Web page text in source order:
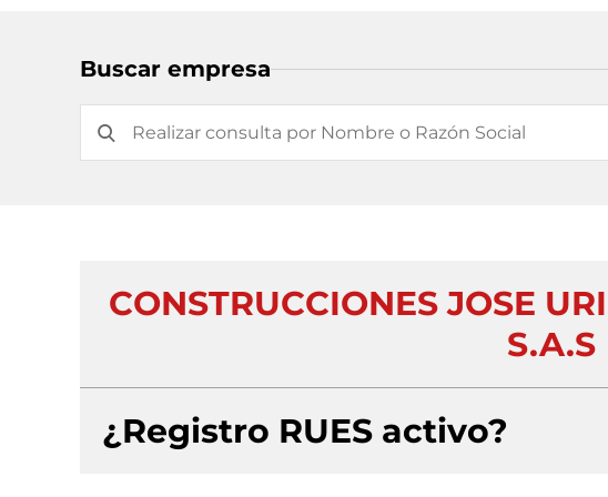
Buscar empresa
CONSTRUCCIONES JOSE
S.A.S
¿Registro RUES activo?